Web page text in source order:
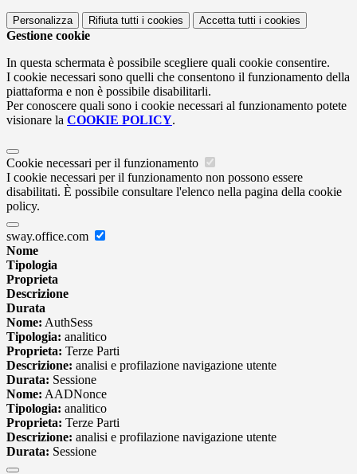
Personalizza Rifiuta tutti i cookies Accetta tutti i cookies
Gestione cookie
In questa schermata è possibile scegliere quali cookie consentire.
I cookie necessari sono quelli che consentono il funzionamento della
piattaforma e non è possibile disabilitarli.
Per conoscere quali sono i cookie necessari al funzionamento potete
visionare la COOKIE POLICY.
Cookie necessari per il funzionamento
I cookie necessari per il funzionamento non possono essere
disabilitati. È possibile consultare l'elenco nella pagina della cookie
policy.
sway.office.com
Nome
Tipologia
Proprieta
Descrizione
Durata
Nome: AuthSess
Tipologia: analitico
Proprieta: Terze Parti
Descrizione: analisi e profilazione navigazione utente
Durata: Sessione
Nome: AADNonce
Tipologia: analitico
Proprieta: Terze Parti
Descrizione: analisi e profilazione navigazione utente
Durata: Sessione